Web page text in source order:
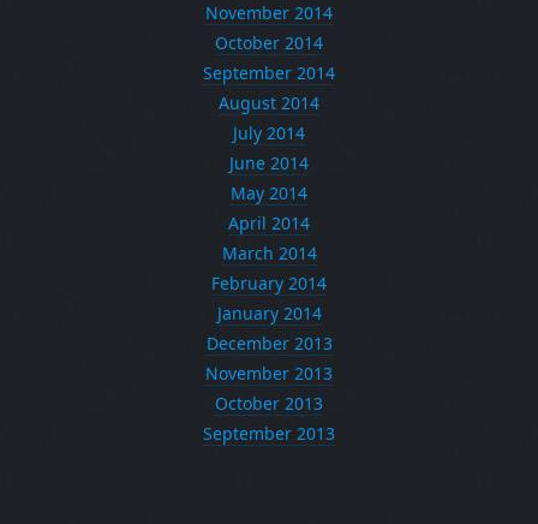
November 2014
October 2014
September 2014
August 2014
July 2014
June 2014
May 2014
April 2014
March 2014
February 2014
January 2014
December 2013
November 2013
October 2013
September 2013